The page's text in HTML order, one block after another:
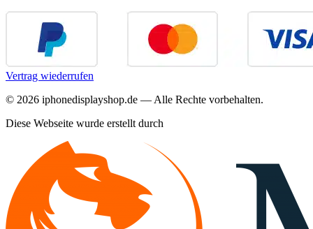
Vertrag wiederrufen
© 2026 iphonedisplayshop.de — Alle Rechte vorbehalten.
Diese Webseite wurde erstellt durch